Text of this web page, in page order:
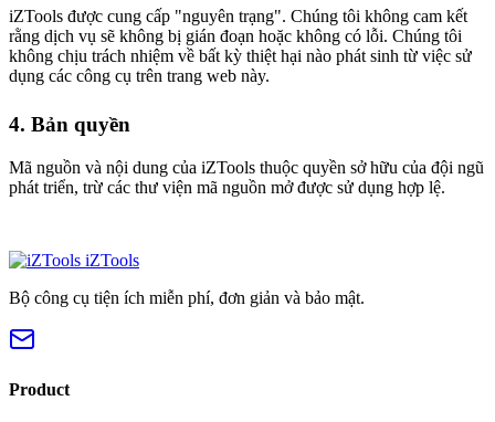
iZTools được cung cấp "nguyên trạng". Chúng tôi không cam kết
rằng dịch vụ sẽ không bị gián đoạn hoặc không có lỗi. Chúng tôi
không chịu trách nhiệm về bất kỳ thiệt hại nào phát sinh từ việc sử
dụng các công cụ trên trang web này.
4. Bản quyền
Mã nguồn và nội dung của iZTools thuộc quyền sở hữu của đội ngũ
phát triển, trừ các thư viện mã nguồn mở được sử dụng hợp lệ.
iZTools
Bộ công cụ tiện ích miễn phí, đơn giản và bảo mật.
Product